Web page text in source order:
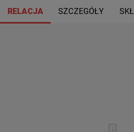
RELACJA SZCZEGÓŁY